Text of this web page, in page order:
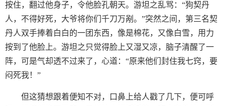
按住，翻过他身子，令他脸孔朝天。游坦之乱骂：“狗契丹
人，不得好死，大爷将你们千刀万剐。”突然之间，第三名契
丹人双手捧着白白的一团东西，像是棉花，又像白雪，用力
按到了他脸上。游坦之只觉得脸上又湿又凉，脑子清醒了一
阵，可是气却透不过来了，心道：“原来他们封住我七窍，要
闷死我！”
但这猜想跟着便知不对，口鼻上给人戳了几下，便可呼